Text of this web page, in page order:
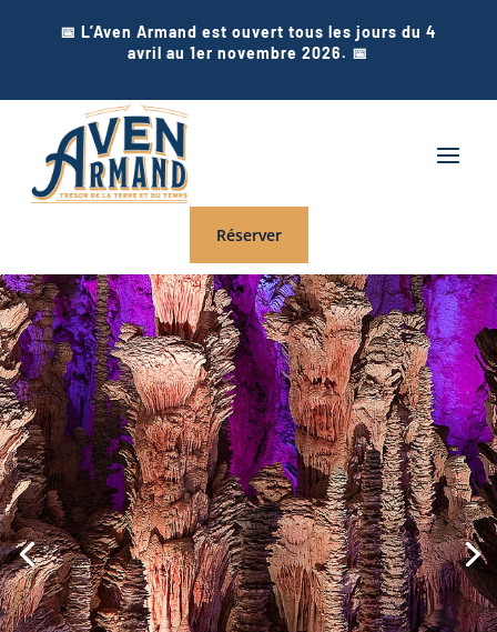
📅 L’Aven Armand est ouvert tous les jours du 4
avril au 1er novembre 2026. 📅
Réserver